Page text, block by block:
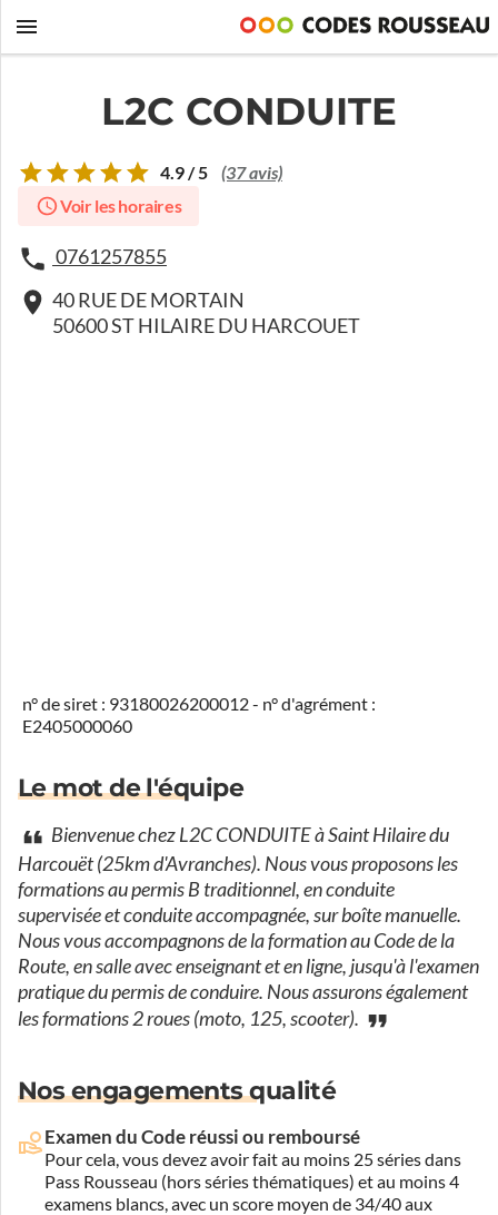
L2C CONDUITE
4.9 / 5 (37 avis)
Voir les horaires
0761257855
40 RUE DE MORTAIN
50600 ST HILAIRE DU HARCOUET
n° de siret : 93180026200012 - n° d'agrément :
E2405000060
Le mot de l'équipe
Bienvenue chez L2C CONDUITE à Saint Hilaire du
Harcouët (25km d'Avranches). Nous vous proposons les
formations au permis B traditionnel, en conduite
supervisée et conduite accompagnée, sur boîte manuelle.
Nous vous accompagnons de la formation au Code de la
Route, en salle avec enseignant et en ligne, jusqu'à l'examen
pratique du permis de conduire. Nous assurons également
les formations 2 roues (moto, 125, scooter).
Nos engagements qualité
Examen du Code réussi ou remboursé
Pour cela, vous devez avoir fait au moins 25 séries dans
Pass Rousseau (hors séries thématiques) et au moins 4
examens blancs, avec un score moyen de 34/40 aux